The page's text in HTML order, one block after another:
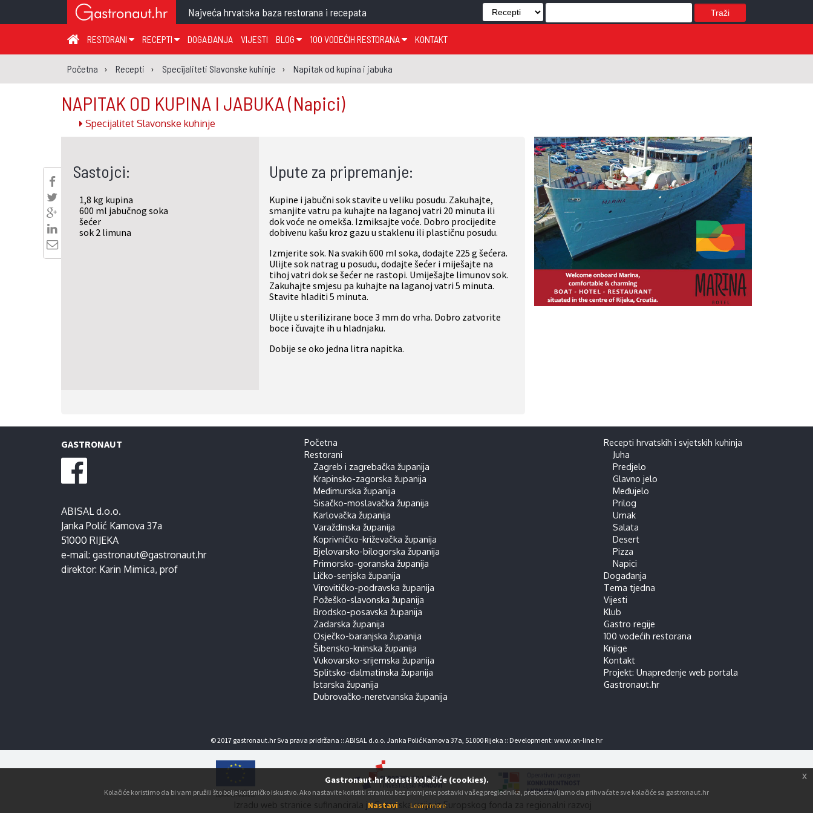
Najveća hrvatska baza restorana i recepata Traži
RESTORANI
ZAGREB I ZAGREBAČKA ŽUPANIJA
KRAPINSKO-ZAGORSKA ŽUPANIJA
MEĐIMURSKA ŽUPANIJA
SISAČKO-MOSLAVAČKA ŽUPANIJA
KARLOVAČKA ŽUPANIJA
VARAŽDINSKA ŽUPANIJA
KOPRIVNIČKO-KRIŽEVAČKA ŽUPANIJA
VIROVITIČKO-PODRAVSKA ŽUPANIJA
POŽEŠKO-SLAVONSKA ŽUPANIJA
OSJEČKO-BARANJSKA ŽUPANIJA
ŠIBENSKO-KNINSKA ŽUPANIJA
VUKOVARSKO-SRIJEMSKA ŽUPANIJA
SPLITSKO-DALMATINSKA ŽUPANIJA
DUBROVAČKO-NERETVANSKA ŽUPANIJA
RECEPTI
JUHA
PREDJELO
GLAVNO JELO
MEĐUJELO
PRILOG
UMAK
SALATA
DOGAĐANJA VIJESTI BLOG
TEMA TJEDNA
KLUB
GASTRO REGIJE
100 VODEĆIH RESTORANA
GLASANJE
KONTAKT
Početna Recepti Specijaliteti Slavonske kuhinje Napitak od kupina i jabuka
NAPITAK OD KUPINA I JABUKA(Napici)
Specijalitet Slavonske kuhinje
Sastojci:
1,8 kg kupina
600 ml jabučnog soka
šećer
sok 2 limuna
Upute za pripremanje:
Kupine i jabučni sok stavite u veliku posudu. Zakuhajte,
smanjite vatru pa kuhajte na laganoj vatri 20 minuta ili
dok voće ne omekša. Izmiksajte voće. Dobro procijedite
dobivenu kašu kroz gazu u staklenu ili plastičnu posudu.
Izmjerite sok. Na svakih 600 ml soka, dodajte 225 g šećera.
Ulijte sok natrag u posudu, dodajte šećer i miješajte na
tihoj vatri dok se šećer ne rastopi. Umiješajte limunov sok.
Zakuhajte smjesu pa kuhajte na laganoj vatri 5 minuta.
Stavite hladiti 5 minuta.
Ulijte u sterilizirane boce 3 mm do vrha. Dobro zatvorite
boce i čuvajte ih u hladnjaku.
Dobije se oko jedna litra napitka.
GASTRONAUT
ABISAL d.o.o.
Janka Polić Kamova 37a
51000 RIJEKA
e-mail: gastronaut@gastronaut.hr
direktor: Karin Mimica, prof
Početna
Restorani
Zagreb i zagrebačka županija
Krapinsko-zagorska županija
Međimurska županija
Sisačko-moslavačka županija
Karlovačka županija
Varaždinska županija
Koprivničko-križevačka županija
Bjelovarsko-bilogorska županija
Primorsko-goranska županija
Ličko-senjska županija
Virovitičko-podravska županija
Požeško-slavonska županija
Brodsko-posavska županija
Zadarska županija
Osječko-baranjska županija
Šibensko-kninska županija
Vukovarsko-srijemska županija
Splitsko-dalmatinska županija
Istarska županija
Dubrovačko-neretvanska županija
Recepti hrvatskih i svjetskih kuhinja
Juha
Predjelo
Glavno jelo
Međujelo
Prilog
Umak
Salata
Desert
Pizza
Napici
Događanja
Tema tjedna
Vijesti
Klub
Gastro regije
100 vodećih restorana
Knjige
Kontakt
Projekt: Unapređenje web portala
Gastronaut.hr
© 2017 gastronaut.hr Sva prava pridržana :: ABISAL d.o.o. Janka Polić Kamova 37a, 51000 Rijeka :: Development: www.on-line.hr
Izradu web stranice sufinancirala je Europska unija iz Europskog fonda za regionalni razvoj
Gastronaut.hr koristi kolačiće (cookies).
Kolačiće koristimo da bi vam pružili što bolje korisničko iskustvo. Ako nastavite koristiti stranicu bez promjene postavki vašeg preglednika, pretpostavljamo da prihvaćate sve kolačiće sa gastronaut.hr
Nastavi Learn more
x